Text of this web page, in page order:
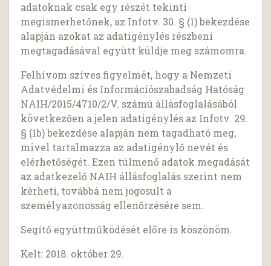
adatoknak csak egy részét tekinti
megismerhetőnek, az Infotv. 30. § (1) bekezdése
alapján azokat az adatigénylés részbeni
megtagadásával együtt küldje meg számomra.
Felhívom szíves figyelmét, hogy a Nemzeti
Adatvédelmi és Információszabadság Hatóság
NAIH/2015/4710/2/V. számú állásfoglalásából
következően a jelen adatigénylés az Infotv. 29.
§ (1b) bekezdése alapján nem tagadható meg,
mivel tartalmazza az adatigénylő nevét és
elérhetőségét. Ezen túlmenő adatok megadását
az adatkezelő NAIH állásfoglalás szerint nem
kérheti, továbbá nem jogosult a
személyazonosság ellenőrzésére sem.
Segítő együttműködését előre is köszönöm.
Kelt: 2018. október 29.